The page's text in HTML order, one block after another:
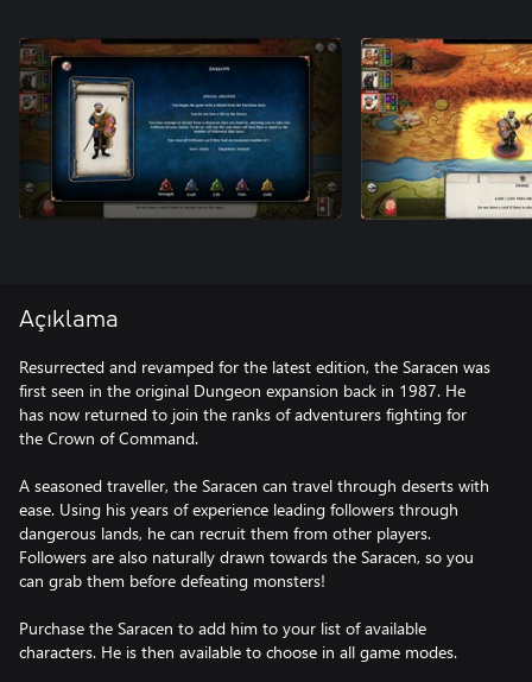
Açıklama
Resurrected and revamped for the latest edition, the Saracen was
first seen in the original Dungeon expansion back in 1987. He
has now returned to join the ranks of adventurers fighting for
the Crown of Command.
A seasoned traveller, the Saracen can travel through deserts with
ease. Using his years of experience leading followers through
dangerous lands, he can recruit them from other players.
Followers are also naturally drawn towards the Saracen, so you
can grab them before defeating monsters!
Purchase the Saracen to add him to your list of available
characters. He is then available to choose in all game modes.